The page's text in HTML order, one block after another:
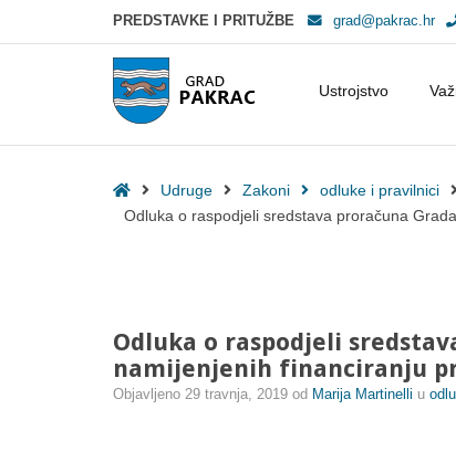
PREDSTAVKE I PRITUŽBE grad@pakrac.hr
Ustrojstvo
HomeUdruge Zakoni
odluke i pravilnici
Odluka o raspodjeli sredstava proračuna
Odluka o raspodjeli
namijenjenih financiranju
Objavljeno 29 travnja, 2019 od Marija Martinelli u